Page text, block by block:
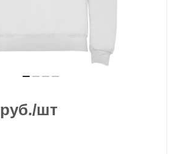
руб./шт